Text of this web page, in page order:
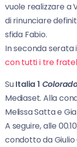
vuole realizzare a
di rinunciare
sfida Fabio.
In seconda serata
con tutti i tre
SuItalia 1
Mediaset. Alla
Melissa Satta e
A seguire, alle
condotto da Giulio